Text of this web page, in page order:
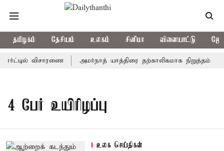
தமிழகம் தேசியம் உலகம் சினிமா விளையாட்டு
விசாரணை அமர்நாத் யாத்திரை தற்காலிகமாக நிறுத்தம்
4 பேர் உயிரிழப்பு
உலக செய்திகள்